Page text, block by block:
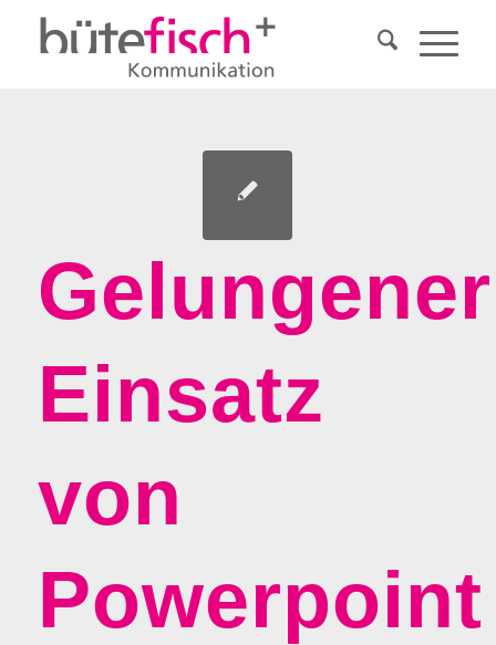
Gelungener
Einsatz
von
Powerpoint